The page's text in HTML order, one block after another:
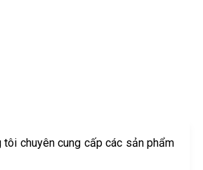
chuyên cung cấp các sản phẩm